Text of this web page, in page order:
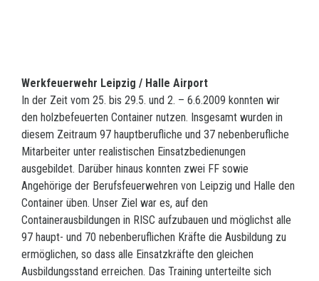
Werkfeuerwehr Leipzig / Halle Airport
In der Zeit vom 25. bis 29.5. und 2. – 6.6.2009 konnten wir
den holzbefeuerten Container nutzen. Insgesamt wurden in
diesem Zeitraum 97 hauptberufliche und 37 nebenberufliche
Mitarbeiter unter realistischen Einsatzbedienungen
ausgebildet. Darüber hinaus konnten zwei FF sowie
Angehörige der Berufsfeuerwehren von Leipzig und Halle den
Container üben. Unser Ziel war es, auf den
Containerausbildungen in RISC aufzubauen und möglichst alle
97 haupt- und 70 nebenberuflichen Kräfte die Ausbildung zu
ermöglichen, so dass alle Einsatzkräfte den gleichen
Ausbildungsstand erreichen. Das Training unterteilte sich